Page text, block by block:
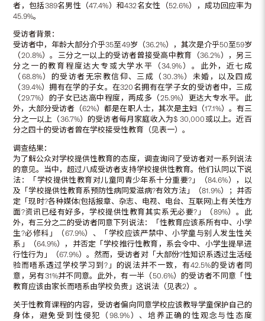
者，包括389名男性（47.4%）和432名女性（52.6%），成功回应率为
45.9%。
受访者背景：
受访者中，年龄大部分介乎35至49岁（36.2%），其次是介乎50至59岁
（20.8%）。三分之一以上的受访者曾接受高中教育（36.2%），另三
分之一的教育程度达大专或大学水平（34.9%）。此外，近七成
（68.8%）的受访者无宗教信仰、三成（30.3%）未婚，以及四成
（39.4%）拥有在学的子女。在320名拥有在学子女的受访者中，三成
（29.7%）的子女已达高中程度，两成多（25.9%）更达大专水平。此
外，大部分受访者（62%）都是在职人士，其次是主妇（17.1%）。有三
分之一以上（36.7%）的受访者每月家庭收入为$ 30,000或以上。近百
分之四十的受访者曾在学校接受性教育（见表一）。
调查结果：
为了解公众对学校提供性教育的态度，调查询问了受访者对一系列说法
的意见。当中，超过八成受访者支持学校提供性教育。他们认同以下说
法：「学校提供性教育对儿童同青少年系十分重要?」（84.6%），以
及「学校提供性教育系预防性病同爱滋病?有效方法」（81.9%）；并否
定「现时?各种媒体(包括报章、杂志、电视、电台、互联网)上有关性方
面?资讯已经有好多，学校提供性教育其实系无必要?」（89%）。此
外，有三分之二的受访者同意下列说法：「性教育应该系所有中、小学
生?必修科」（67.9%）、「学校应该严禁中、小学童与别人发生性关
系」（64.9%），并否定「学校推行性教育，系会令中、小学生提早进
行性行为」（67.9%）。然而，受访者对「大部份?性知识系透过生活经
验而唔系透过学校学习到?」的说法并不一致，有42.5%的受访者同
意，另有31%并不同意。此外，有一半（50.6%）的受访者不同意「性
教育应该由家长而唔系由学校负责」这说法（见表2）。
关于性教育课程的内容，受访者偏向同意学校应该教导学童保护自己的
身体，避免受到性侵犯（98.9%）、培养正确的性观念与性态度